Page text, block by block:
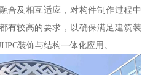
合及相互适应，对构件制作过程中
有较高的要求，以确保满足建筑装
装饰与结构一体化应用。